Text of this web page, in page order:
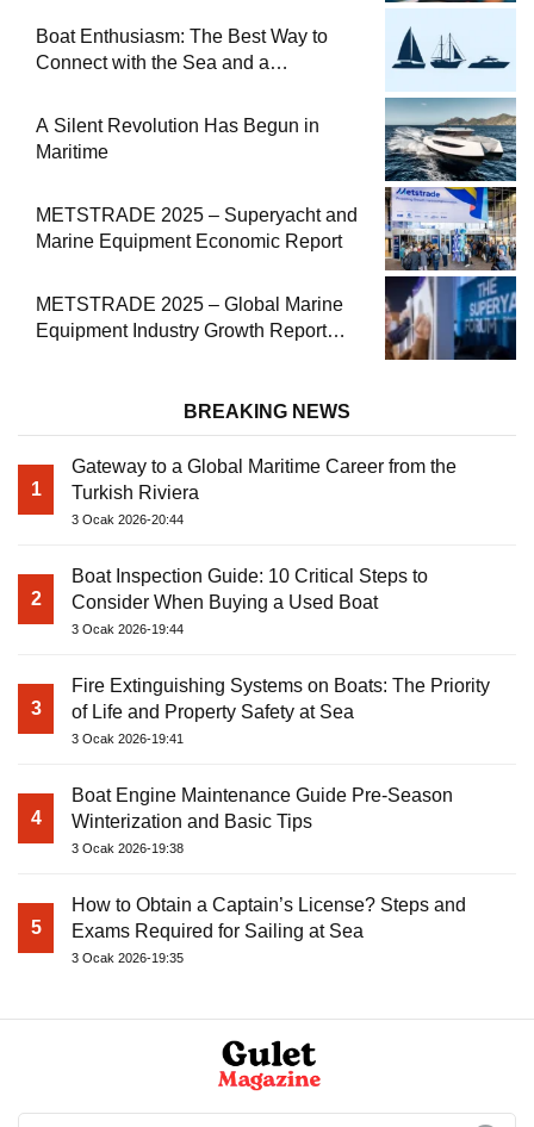
Boat Enthusiasm: The Best Way to
Connect with the Sea and a
A Silent Revolution Has Begun in
Maritime
METSTRADE 2025 – Superyacht and
Marine Equipment Economic Report
METSTRADE 2025 – Global Marine
Equipment Industry Growth Report
BREAKING NEWS
1
Gateway to a Global Maritime Career from the
Turkish Riviera
3 Ocak 2026-20:44
2
Boat Inspection Guide: 10 Critical Steps to
Consider When Buying a Used Boat
3 Ocak 2026-19:44
3
Fire Extinguishing Systems on Boats: The Priority
of Life and Property Safety at Sea
3 Ocak 2026-19:41
4
Boat Engine Maintenance Guide Pre-Season
Winterization and Basic Tips
3 Ocak 2026-19:38
5
How to Obtain a Captain’s License? Steps and
Exams Required for Sailing at Sea
3 Ocak 2026-19:35